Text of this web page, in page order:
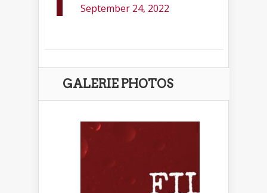
September 24, 2022
GALERIE PHOTOS